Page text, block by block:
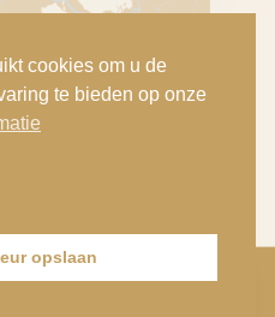
cookies om u de
te bieden op onze
opslaan
Cars B.V. |Privacy statement
Contact